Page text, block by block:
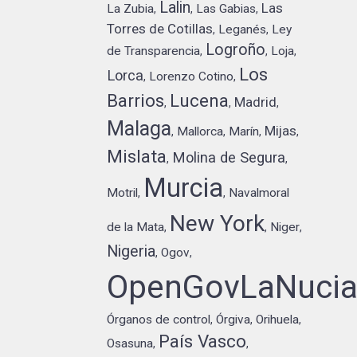
La Zubia, Lalin, Las Gabias, Las
Torres de Cotillas, Leganés, Ley
de Transparencia, Logroño, Loja,
Lorca, Lorenzo Cotino, Los
Barrios, Lucena, Madrid,
Malaga, Mallorca, Marín, Mijas,
Mislata, Molina de Segura,
Motril, Murcia, Navalmoral
de la Mata, New York, Niger,
Nigeria,Ogov,
Órganos de control,Órgiva,Orihuela,
Osasuna, País Vasco,